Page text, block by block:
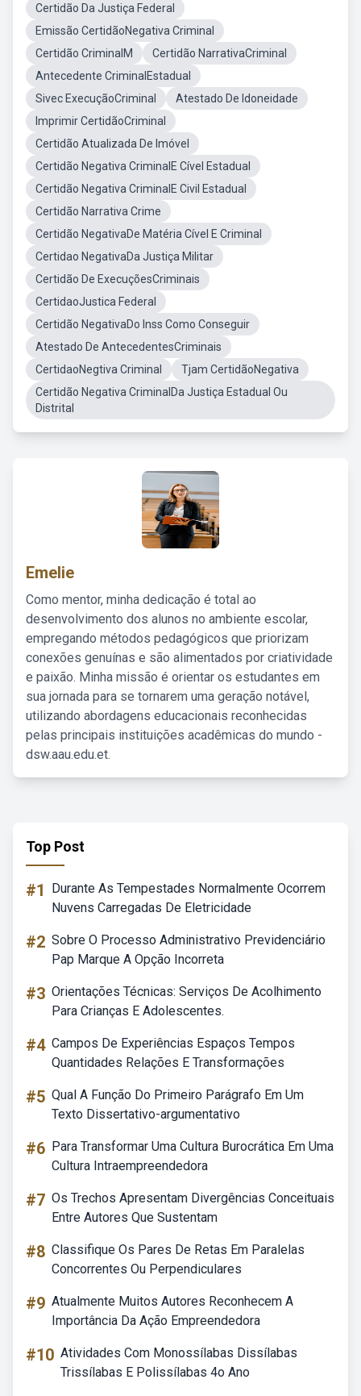
Certidão Da Justiça Federal
Emissão CertidãoNegativa Criminal
Certidão CriminalM
Certidão NarrativaCriminal
Antecedente CriminalEstadual
Sivec ExecuçãoCriminal
Atestado De Idoneidade
Imprimir CertidãoCriminal
Certidão Atualizada De Imóvel
Certidão Negativa CriminalE Cível Estadual
Certidão Negativa CriminalE Civil Estadual
Certidão Narrativa Crime
Certidão NegativaDe Matéria Cível E Criminal
Certidao NegativaDa Justiça Militar
Certidão De ExecuçõesCriminais
CertidaoJustica Federal
Certidão NegativaDo Inss Como Conseguir
Atestado De AntecedentesCriminais
CertidaoNegtiva Criminal
Tjam CertidãoNegativa
Certidão Negativa CriminalDa Justiça Estadual Ou
Distrital
Emelie
Como mentor, minha dedicação é total ao
desenvolvimento dos alunos no ambiente escolar,
empregando métodos pedagógicos que priorizam
conexões genuínas e são alimentados por criatividade
e paixão. Minha missão é orientar os estudantes em
sua jornada para se tornarem uma geração notável,
utilizando abordagens educacionais reconhecidas
pelas principais instituições acadêmicas do mundo -
dsw.aau.edu.et.
Top Post
#1
Durante As Tempestades Normalmente Ocorrem
Nuvens Carregadas De Eletricidade
#2 Sobre O Processo Administrativo Previdenciário
Pap Marque A Opção Incorreta
#3 Orientações Técnicas: Serviços De Acolhimento
Para Crianças E Adolescentes.
#4 Campos De Experiências Espaços Tempos
Quantidades Relações E Transformações
#5 Qual A Função Do Primeiro Parágrafo Em Um
Texto Dissertativo-argumentativo
#6 Para Transformar Uma Cultura Burocrática Em Uma
Cultura Intraempreendedora
#7 Os Trechos Apresentam Divergências Conceituais
Entre Autores Que Sustentam
#8 Classifique Os Pares De Retas Em Paralelas
Concorrentes Ou Perpendiculares
#9 Atualmente Muitos Autores Reconhecem A
Importância Da Ação Empreendedora
#10 Atividades Com Monossílabas Dissílabas
Trissílabas E Polissílabas 4o Ano